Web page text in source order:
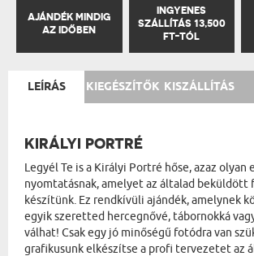
AJÁNDÉK MINDIG
AZ IDŐBEN
INGYENES
SZÁLLÍTÁS 13,500
FT-TÓL
LEÍRÁS KIEGÉSZÍTŐK KISZÁLLÍTÁS
KIRÁLYI PORTRÉ
Legyél Te is a Királyi Portré hőse, azaz olyan
nyomtatásnak, amelyet az általad beküldött
készítünk. Ez rendkívüli ajándék, amelynek
egyik szeretted hercegnővé, tábornokká
válhat! Csak egy jó minőségű fotódra van
grafikusunk elkészítse a profi tervezetet az